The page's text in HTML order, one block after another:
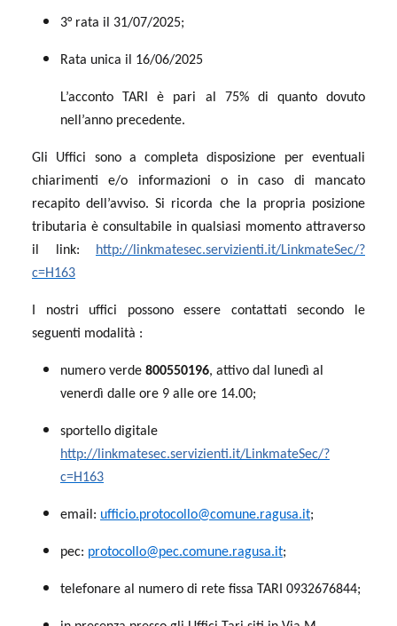
3° rata il 31/07/2025;
Rata unica il 16/06/2025
L’acconto TARI è pari al 75% di quanto dovuto
nell’anno precedente.
Gli Uffici sono a completa disposizione per eventuali
chiarimenti e/o informazioni o in caso di mancato
recapito dell’avviso. Si ricorda che la propria posizione
tributaria è consultabile in qualsiasi momento attraverso
il link:
http://linkmatesec.servizienti.it/LinkmateSec/?
c=H163
I nostri uffici possono essere contattati secondo le
seguenti modalità :
numero verde 800550196, attivo dal lunedì al
venerdì dalle ore 9 alle ore 14.00;
sportello digitale
http://linkmatesec.servizienti.it/LinkmateSec/?
c=H163
email: ufficio.protocollo@comune.ragusa.it;
pec: protocollo@pec.comune.ragusa.it;
telefonare al numero di rete fissa TARI 0932676844;